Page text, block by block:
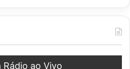
Rádio ao Vivo